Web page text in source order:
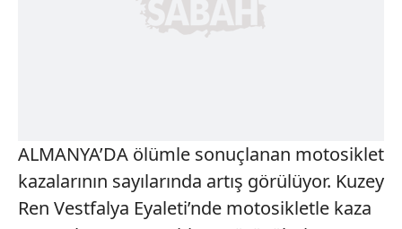
ALMANYA’DA ölümle sonuçlanan motosiklet
kazalarının sayılarında artış görülüyor. Kuzey
Ren Vestfalya Eyaleti’nde motosikletle kaza